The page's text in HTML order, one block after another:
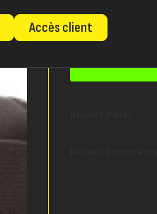
Accès client
Rechercher